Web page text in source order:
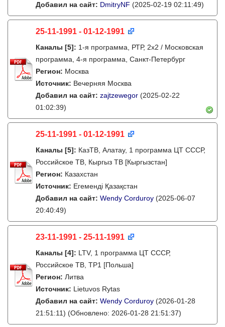
Добавил на сайт: DmitryNF (2025-02-19 02:11:49)
25-11-1991 - 01-12-1991
Каналы [5]: 1-я программа, РТР, 2х2 / Московская
программа, 4-я программа, Санкт-Петербург
Регион: Москва
Источник: Вечерняя Москва
Добавил на сайт: zajtzewegor (2025-02-22
01:02:39)
25-11-1991 - 01-12-1991
Каналы [5]: КазТВ, Алатау, 1 программа ЦТ СССР,
Российское ТВ, Кыргыз ТВ [Кыргызстан]
Регион: Казахстан
Источник: Егеменді Қазақстан
Добавил на сайт: Wendy Corduroy (2025-06-07
20:40:49)
23-11-1991 - 25-11-1991
Каналы [4]: LTV, 1 программа ЦТ СССР,
Российское ТВ, TP1 [Польша]
Регион: Литва
Источник: Lietuvos Rytas
Добавил на сайт: Wendy Corduroy (2026-01-28
21:51:11) (Обновлено: 2026-01-28 21:51:37)